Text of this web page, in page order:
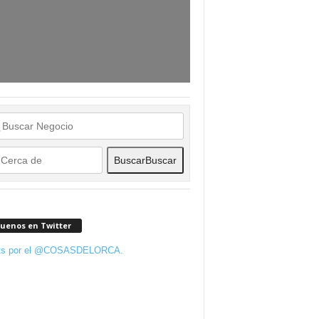
BuscarBuscar
en Twitter
por el @COSASDELORCA.